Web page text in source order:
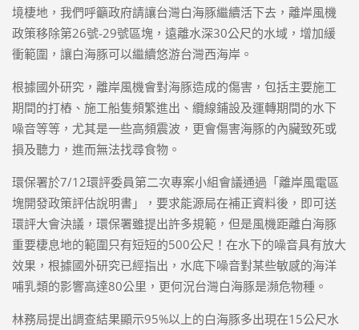
境棲地，我們呼籲政府請讓台灣白海豚繼續活下去，離岸風機
政策移除第26號-29號區塊，遠離水深30公尺的水域，增加緩
衝範圍，讓白海豚可以繼續悠游台灣西海岸。
根據國外研究，離岸風機會對海豚造成的傷害，包括主要施工
期間的打樁、施工船隻頻繁進出、纜線鋪設及運轉期間的水下
噪音等等，尤其是一些高頻震波，更會傷害海豚的內臟致死或
損及聽力，進而無法找尋食物。
環保署於7/12環評委員第二次專案小組會議通過「離岸風電區
塊開發政策評估說明書」，要求能源局在補正資料後，即可送
環評大會決議，環保署雖提出許多規範，但是風機距離白海豚
重要棲息地的範圍只有短短的500公尺！在水下的噪音具有放大
效果，根據國外研究已經指出，水底下噪音對某些敏感的海洋
哺乳類的影響高達80公里，更何況台灣白海豚是瀕危物種。
林務局提出調查結果顯示95%以上的白海豚多出現在15公尺水